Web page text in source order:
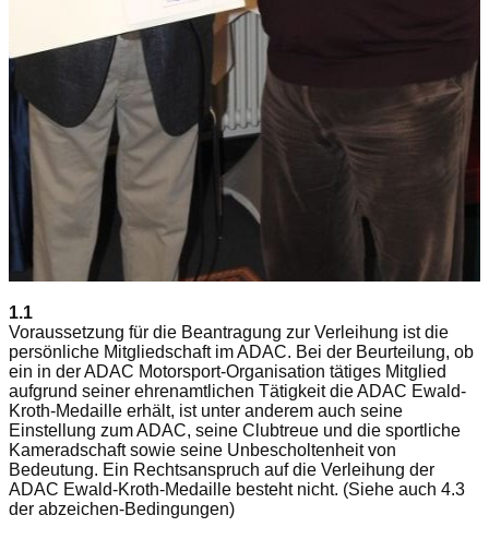
1.1
Voraussetzung für die Beantragung zur Verleihung ist die
persönliche Mitgliedschaft im ADAC. Bei der Beurteilung, ob
ein in der ADAC Motorsport-Organisation tätiges Mitglied
aufgrund seiner ehrenamtlichen Tätigkeit die ADAC Ewald-
Kroth-Medaille erhält, ist unter anderem auch seine
Einstellung zum ADAC, seine Clubtreue und die sportliche
Kameradschaft sowie seine Unbescholtenheit von
Bedeutung. Ein Rechtsanspruch auf die Verleihung der
ADAC Ewald-Kroth-Medaille besteht nicht. (Siehe auch 4.3
der abzeichen-Bedingungen)